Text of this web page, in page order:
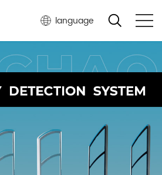
language